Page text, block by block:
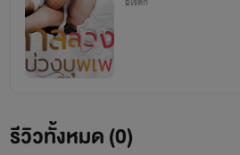
รีวิวทั้งหมด (0)